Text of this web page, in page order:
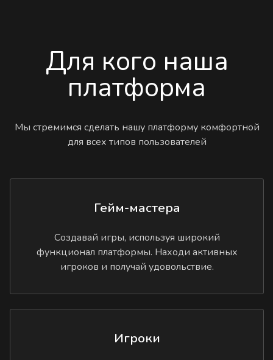
Для кого наша
платформа
Мы стремимся сделать нашу платформу комфортной
для всех типов пользователей
Гейм-мастера
Создавай игры, используя широкий
функционал платформы. Находи активных
игроков и получай удовольствие.
Игроки